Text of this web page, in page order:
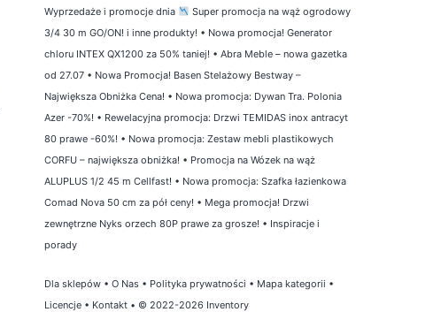
Wyprzedaże i promocje dnia
Super promocja na wąż ogrodowy
3/4 30 m GO/ON! i inne produkty! • Nowa promocja! Generator
chloru INTEX QX1200 za 50% taniej! • Abra Meble – nowa gazetka
od 27.07 • Nowa Promocja! Basen Stelażowy Bestway –
Największa Obniżka Cena! • Nowa promocja: Dywan Tra. Polonia
Azer -70%! • Rewelacyjna promocja: Drzwi TEMIDAS inox antracyt
80 prawe -60%! • Nowa promocja: Zestaw mebli plastikowych
CORFU – największa obniżka! • Promocja na Wózek na wąż
ALUPLUS 1/2 45 m Cellfast! • Nowa promocja: Szafka łazienkowa
Comad Nova 50 cm za pół ceny! • Mega promocja! Drzwi
zewnętrzne Nyks orzech 80P prawe za grosze! • Inspiracje i
porady
Dla sklepów • O Nas • Polityka prywatności • Mapa kategorii •
Licencje • Kontakt • © 2022-2026 Inventory